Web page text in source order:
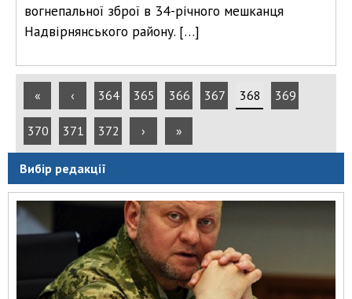
вогнепальної зброї в 34-річного мешканця
Надвірнянського району. […]
« ‹ 364 365 366 367 368 369
370 371 372 › »
Вибір редакції